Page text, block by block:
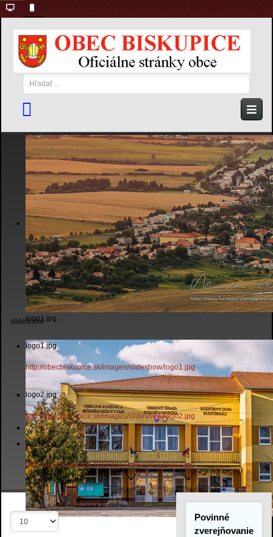
Hľadať
...
logo1.jpg
logo2.jpg
slideshow
logo1.jpg
http://obecbiskupice.sk/images/slideshow/logo1.jpg
logo2.jpg
http://obecbiskupice.sk/images/slideshow/logo2.jpg
logo3.jpg
http://obecbiskupice.sk/images/slideshow/logo3.jpg
Zobrazené
položky
Povinné
zverejňovanie